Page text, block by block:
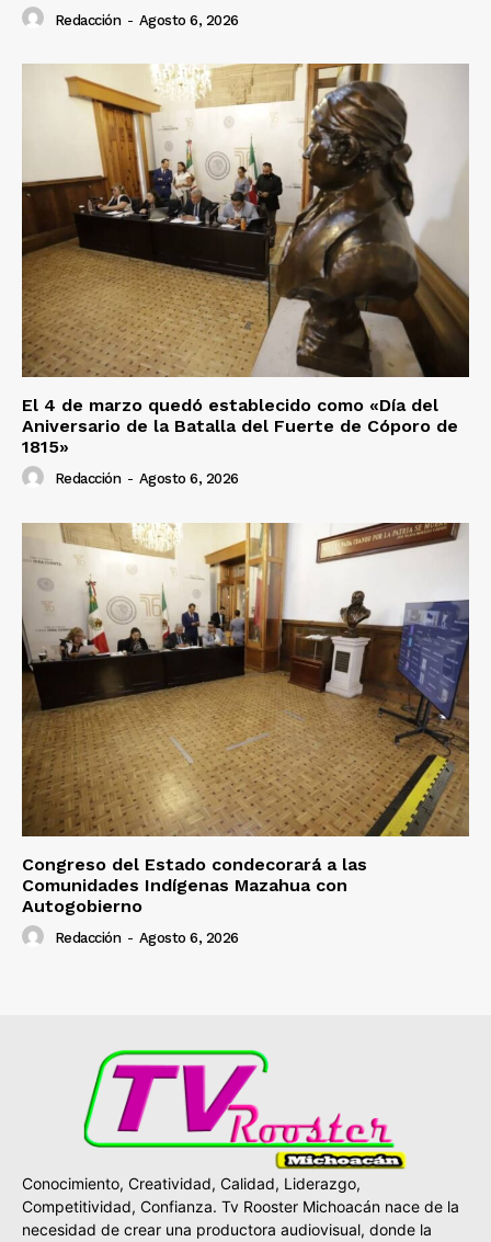
Redacción - Agosto 6, 2026
El 4 de marzo quedó establecido como «Día del
Aniversario de la Batalla del Fuerte de Cóporo de
1815»
Redacción - Agosto 6, 2026
Congreso del Estado condecorará a las
Comunidades Indígenas Mazahua con
Autogobierno
Redacción - Agosto 6, 2026
Conocimiento, Creatividad, Calidad, Liderazgo,
Competitividad, Confianza. Tv Rooster Michoacán nace de la
necesidad de crear una productora audiovisual, donde la